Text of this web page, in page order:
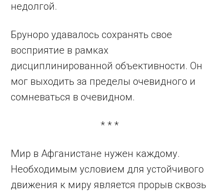
недолгой.
Бруноро удавалось сохранять свое
восприятие в рамках
дисциплинированной объективности. Он
мог выходить за пределы очевидного и
сомневаться в очевидном.
* * *
Мир в Афганистане нужен каждому.
Необходимым условием для устойчивого
движения к миру является прорыв сквозь